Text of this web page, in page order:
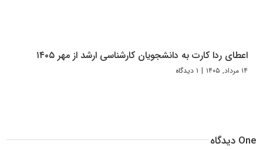
اعطای ردا کارت به دانشجویان کارشناسی ارشد از مهر ۱۴۰۵
۱۴ مرداد, ۱۴۰۵ | ۱ دیدگاه
One دیدگاه